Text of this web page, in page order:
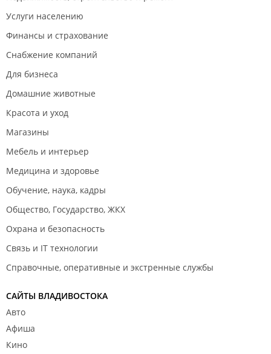
Услуги населению
Финансы и страхование
Снабжение компаний
Для бизнеса
Домашние животные
Красота и уход
Магазины
Мебель и интерьер
Медицина и здоровье
Обучение, наука, кадры
Общество, Государство, ЖКХ
Охрана и безопасность
Связь и IT технологии
Справочные, оперативные и экстренные службы
САЙТЫ ВЛАДИВОСТОКА
Авто
Афиша
Кино